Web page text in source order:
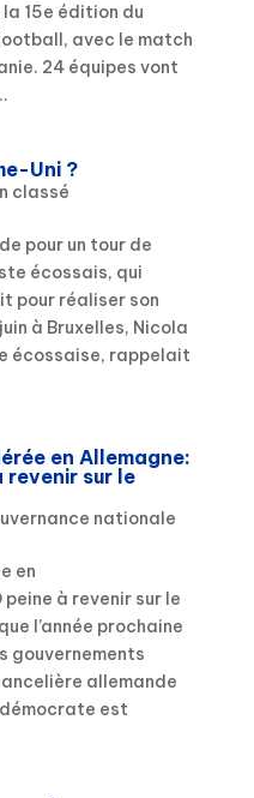
la 15e édition du
avec le match
24 équipes vont
Uni ?
classé
pour un tour de
écossais, qui
pour réaliser son
à Bruxelles, Nicola
écossaise, rappelait
en Allemagne:
revenir sur le
nationale
en
peine à revenir sur le
l’année prochaine
gouvernements
allemande
est